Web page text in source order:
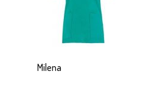
Milena